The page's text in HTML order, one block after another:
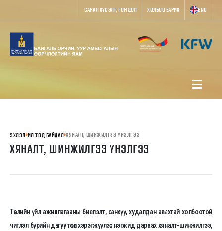
САНАЛ ХҮСЭЛТ, ГОМДОЛ ХОЛБОО БАРИХ ENG
ЭХЛЭЛ ИЛ ТОД БАЙДАЛ ХЯНАЛТ, ШИНЖИЛГЭЭ ҮНЭЛГЭЭ
ХЯНАЛТ, ШИНЖИЛГЭЭ ҮНЭЛГЭЭ
Төслийн үйл ажиллагааны биелэлт, санхүү, худалдан авахтай холбоотой
чиглэл бүрийн дагуу төсөл хэрэгжүүлэх нэгжид дараах хяналт-шинжилгээ,